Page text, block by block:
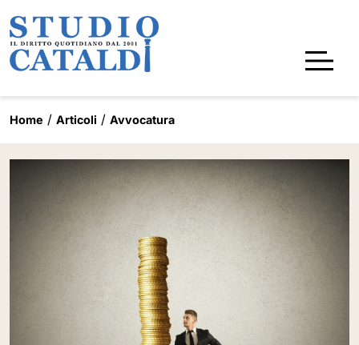
Home Articoli Avvocatura